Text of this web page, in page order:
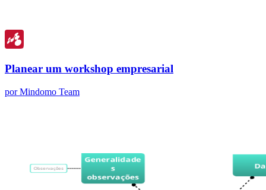
Planear um workshop empresarial
por Mindomo Team